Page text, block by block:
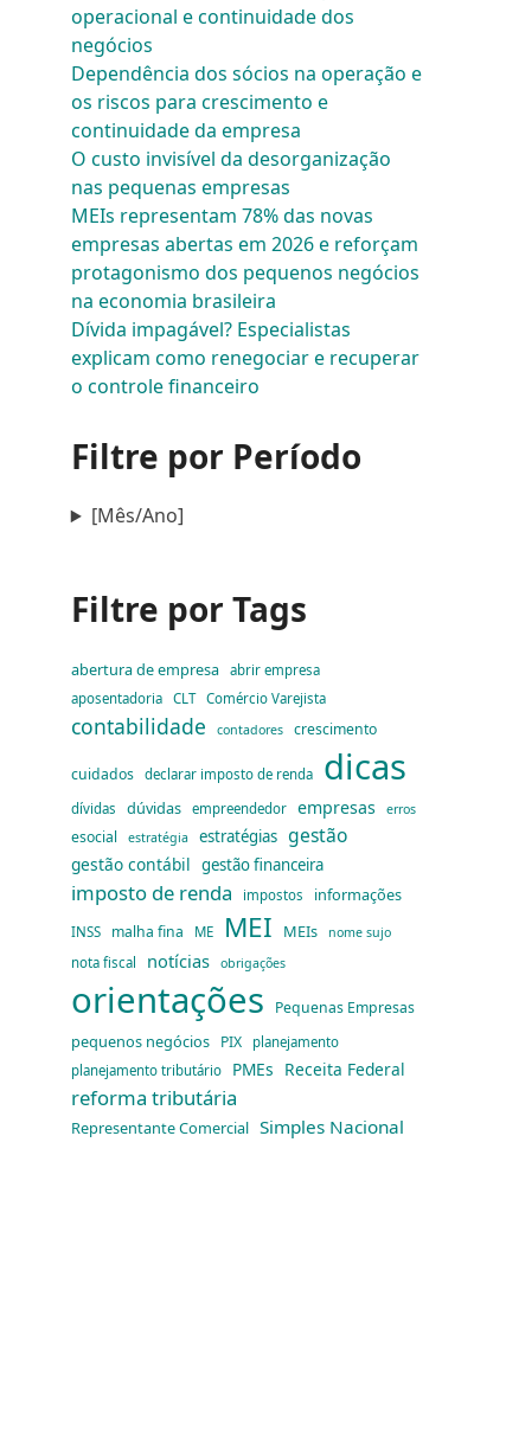
operacional e continuidade dos
negócios
Dependência dos sócios na operação e
os riscos para crescimento e
continuidade da empresa
O custo invisível da desorganização
nas pequenas empresas
MEIs representam 78% das novas
empresas abertas em 2026 e reforçam
protagonismo dos pequenos negócios
na economia brasileira
Dívida impagável? Especialistas
explicam como renegociar e recuperar
o controle financeiro
Filtre por Período
[Mês/Ano]
Filtre por Tags
abertura de empresa
abrir empresa
aposentadoria
CLT Comércio Varejista
contabilidade contadores crescimento
cuidados declarar imposto de renda dicas
dívidas dúvidas empreendedor empresas erros
esocial estratégia estratégias gestão
gestão contábil gestão financeira
imposto de renda impostos informações
INSS malha fina ME MEI MEIs nome sujo
nota fiscal notícias obrigações
orientações Pequenas Empresas
pequenos negócios PIX
planejamento
planejamento tributário
PMEs Receita Federal
reforma tributária
Representante Comercial Simples Nacional